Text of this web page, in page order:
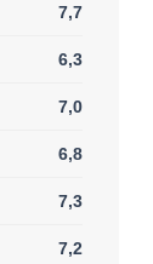
7,7
6,3
7,0
6,8
7,3
7,2